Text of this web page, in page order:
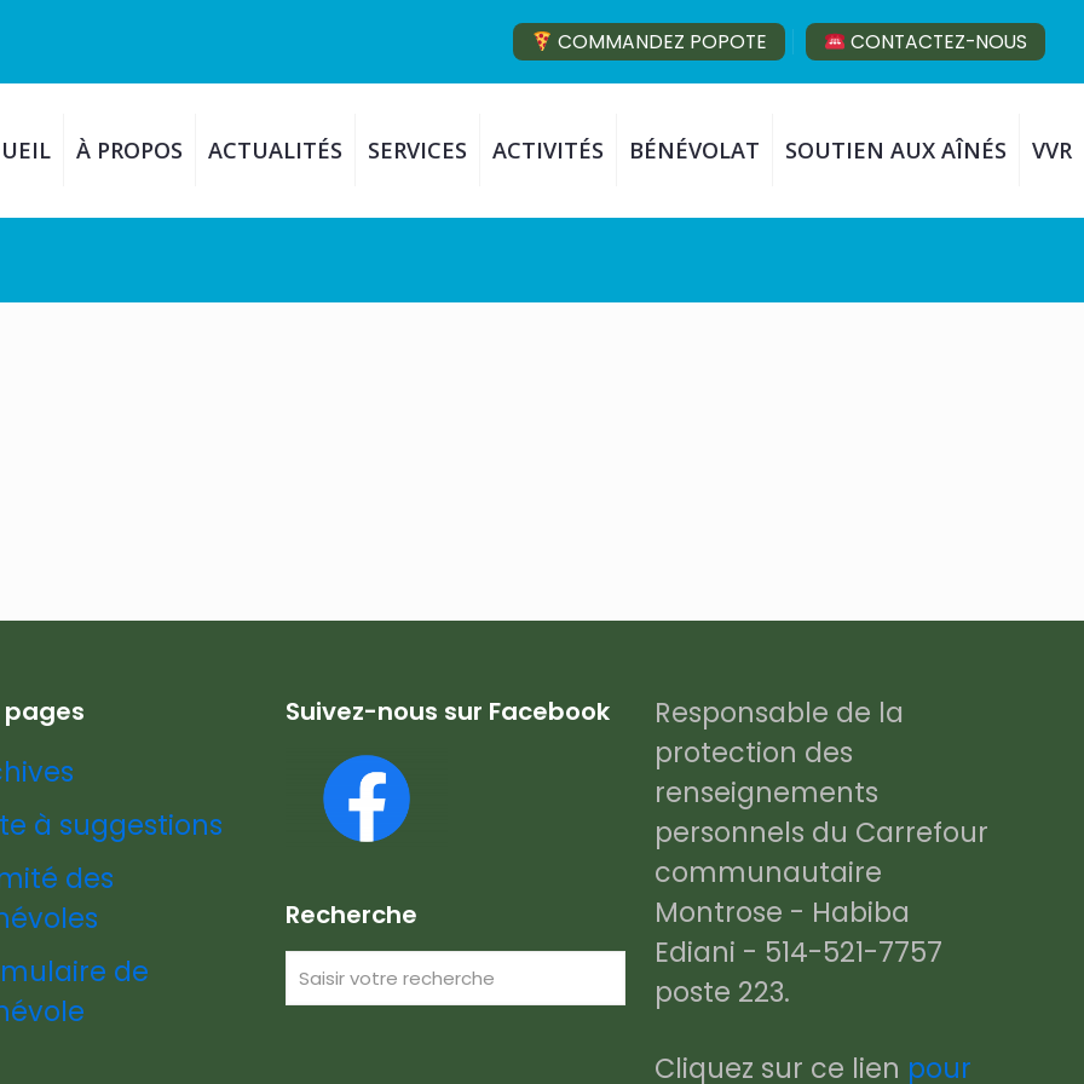
COMMANDEZ POPOTE CONTACTEZ-NOUS
À PROPOS ACTUALITÉS SERVICES ACTIVITÉS BÉNÉVOLAT SOUTIEN AUX AÎNÉS VVR
à suggestions
des
de
Suivez-nous sur Facebook
Recherche
Responsable de la
protection des
renseignements
personnels du Carrefour
communautaire
Montrose - Habiba
Ediani - 514-521-7757
poste 223.
Cliquez sur ce lien pour